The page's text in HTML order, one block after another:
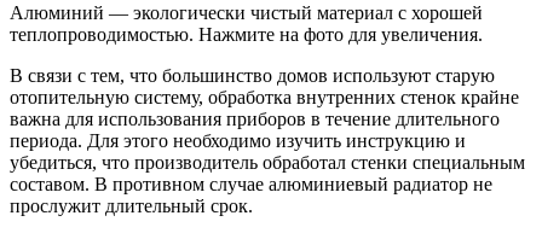
Алюминий — экологически чистый материал с хорошей
теплопроводимостью. Нажмите на фото для увеличения.
В связи с тем, что большинство домов используют старую
отопительную систему, обработка внутренних стенок крайне
важна для использования приборов в течение длительного
периода. Для этого необходимо изучить инструкцию и
убедиться, что производитель обработал стенки специальным
составом. В противном случае алюминиевый радиатор не
прослужит длительный срок.